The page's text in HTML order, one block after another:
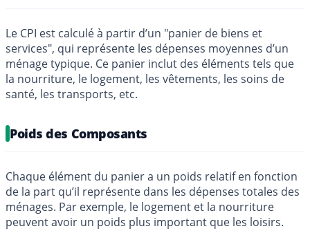
Le CPI est calculé à partir d’un "panier de biens et
services", qui représente les dépenses moyennes d’un
ménage typique. Ce panier inclut des éléments tels que
la nourriture, le logement, les vêtements, les soins de
santé, les transports, etc.
Poids des Composants
Chaque élément du panier a un poids relatif en fonction
de la part qu’il représente dans les dépenses totales des
ménages. Par exemple, le logement et la nourriture
peuvent avoir un poids plus important que les loisirs.